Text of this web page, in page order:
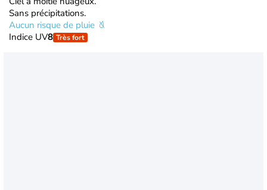
Sans précipitations.
Aucun risque de pluie
Indice UV8 Très fort